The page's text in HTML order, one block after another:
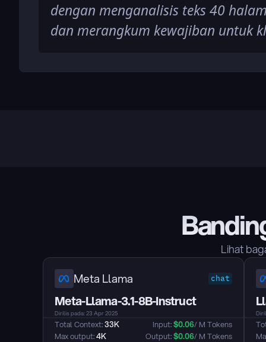
dengan menganalisis teks 40
dan merangkum kewajiban untuk
Lihat
Meta Llama chat
Meta-Llama-3.1-8B-Instruct
Dirilis pada: 23 Apr 2025
Total Context: 33K
Max output: 4K
Input: $0.06/ M Tokens
Output: $0.06/ M Tokens